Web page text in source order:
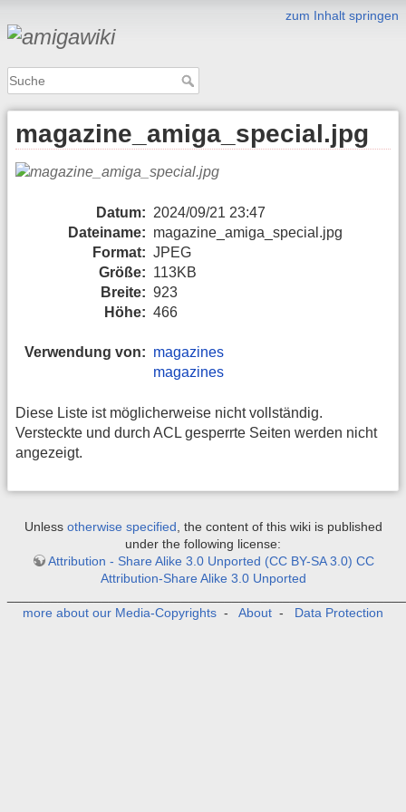
zum Inhalt springen
magazine_amiga_special.jpg
Datum: 2024/09/21 23:47
Dateiname: magazine_amiga_special.jpg
Format: JPEG
Größe: 113KB
Breite: 923
Höhe: 466
Verwendung von: magazines
magazines
Diese Liste ist möglicherweise nicht vollständig.
Versteckte und durch ACL gesperrte Seiten werden nicht
angezeigt.
Unless otherwise specified, the content of this wiki is published
under the following license:
Attribution - Share Alike 3.0 Unported (CC BY-SA 3.0) CC
Attribution-Share Alike 3.0 Unported
more about our Media-Copyrights - About - Data Protection